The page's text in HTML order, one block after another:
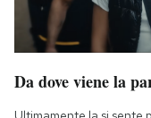
Da dove viene la